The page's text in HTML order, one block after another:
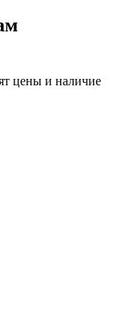
цены и наличие